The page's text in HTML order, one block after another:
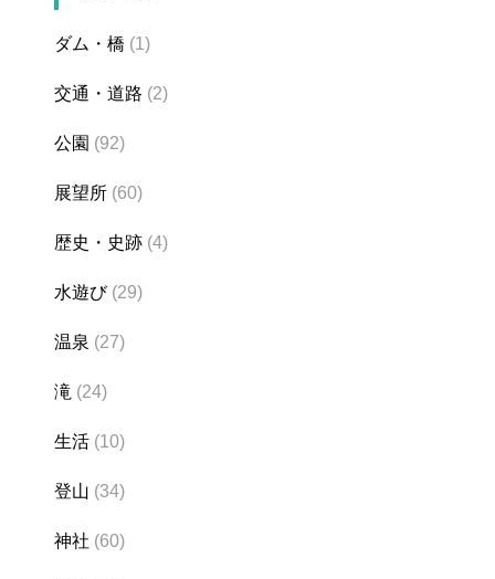
ダム・橋 (1)
交通・道路 (2)
公園 (92)
展望所 (60)
歴史・史跡 (4)
水遊び(29)
温泉 (27)
滝 (24)
生活 (10)
登山 (34)
神社 (60)